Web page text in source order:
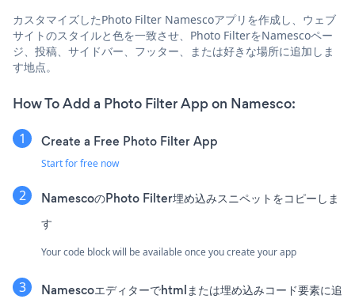
カスタマイズしたPhoto Filter Namescoアプリを作成し、ウェブ
サイトのスタイルと色を一致させ、Photo FilterをNamescoペー
ジ、投稿、サイドバー、フッター、または好きな場所に追加しま
す地点。
How To Add a Photo Filter App on Namesco:
Create a Free Photo Filter App
Start for free now
NamescoのPhoto Filter埋め込みスニペットをコピーしま
す
Your code block will be available once you create your app
Namescoエディターでhtmlまたは埋め込みコード要素に追